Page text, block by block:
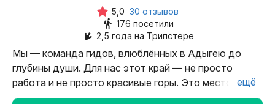
5,0 30 отзывов
176 посетили
2,5 года на Трипстере
Мы — команда гидов, влюблённых в Адыгею до
глубины души. Для нас этот край — не просто
работа и не просто красивые горы. Это место силы,
где даже ветер наполняет свободой.
ещё